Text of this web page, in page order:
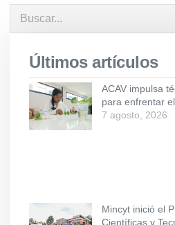
Últimos artículos
ACAV impulsa
para enfrentar
7 agosto, 2026
Mincyt inició el
Científicas y